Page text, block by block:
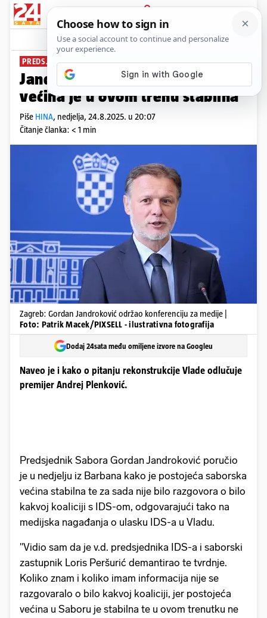
PRIJAVA
News Komentari
PREDSJEDNIK SABORA
Jandroković poručio: 'Saborska
većina je u ovom trenu stabilna'
Piše HINA, nedjelja, 24.8.2025. u 20:07
Čitanje članka: < 1 min
Zagreb: Gordan Jandroković održao konferenciju za medije |
Foto: Patrik Macek/PIXSELL - ilustrativna fotografija
Dodaj 24sata među omiljene izvore na Googleu
Naveo je i kako o pitanju rekonstrukcije Vlade odlučuje
premijer Andrej Plenković.
Predsjednik Sabora Gordan Jandroković poručio
je u nedjelju iz Barbana kako je postojeća saborska
većina stabilna te za sada nije bilo razgovora o bilo
kakvoj koaIiciji s IDS-om, odgovarajući tako na
medijska nagađanja o ulasku IDS-a u Vladu.
"Vidio sam da je v.d. predsjednika IDS-a i saborski
zastupnik Loris Peršurić demantirao te tvrdnje.
Koliko znam i koliko imam informacija nije se
razgovaralo o bilo kakvoj koaliciji, jer postojeća
većina u Saboru je stabilna te u ovom trenutku ne